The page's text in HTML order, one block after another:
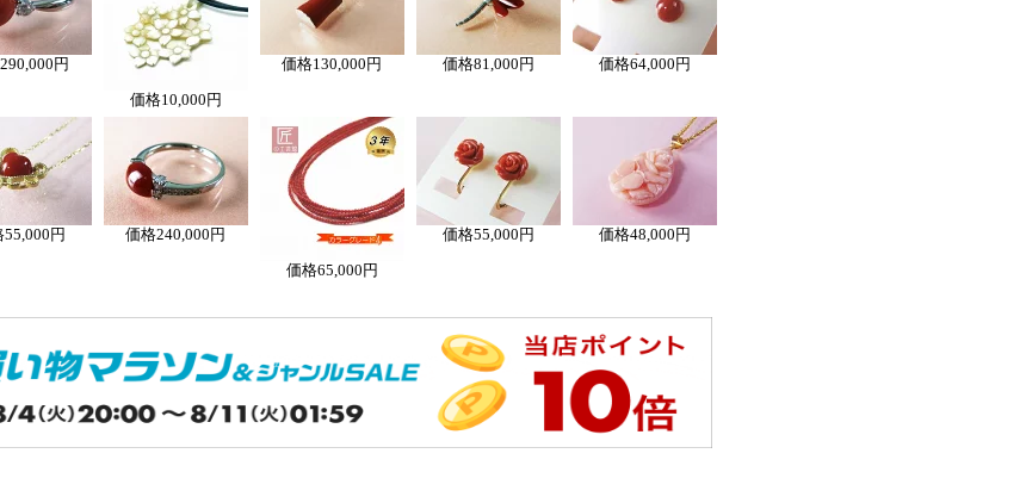
290,000円
価格10,000円
価格130,000円 価格81,000円 価格64,000円
55,000円 価格240,000円
価格65,000円
価格55,000円 価格48,000円